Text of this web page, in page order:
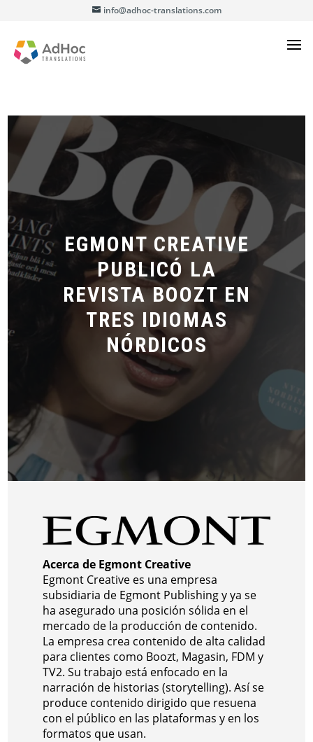
info@adhoc-translations.com
EGMONT CREATIVE
PUBLICÓ LA
REVISTA BOOZT EN
TRES IDIOMAS
NÓRDICOS
Acerca de Egmont Creative
Egmont Creative es una empresa
subsidiaria de Egmont Publishing y ya se
ha asegurado una posición sólida en el
mercado de la producción de contenido.
La empresa crea contenido de alta calidad
para clientes como Boozt, Magasin, FDM y
TV2. Su trabajo está enfocado en la
narración de historias (storytelling). Así se
produce contenido dirigido que resuena
con el público en las plataformas y en los
formatos que usan.